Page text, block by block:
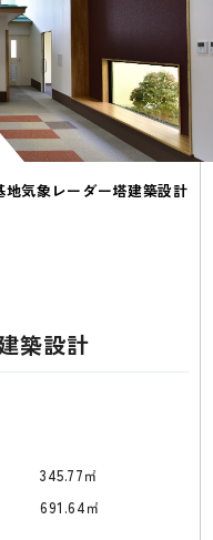
地気象レーダー塔建築設計
築設計
345.77㎡
㎡